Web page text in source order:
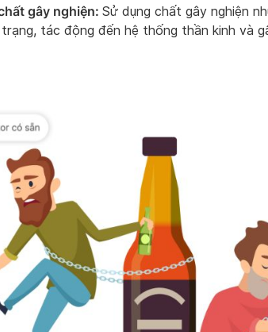
gây nghiện: Sử dụng chất gây nghiện
tác động đến hệ thống thần kinh và